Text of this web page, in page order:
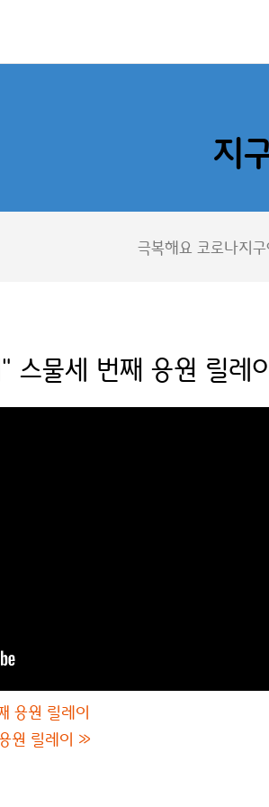
지
극복해요 코로나지
스물세 번째 응원 릴레
응원 릴레이
원 릴레이 »